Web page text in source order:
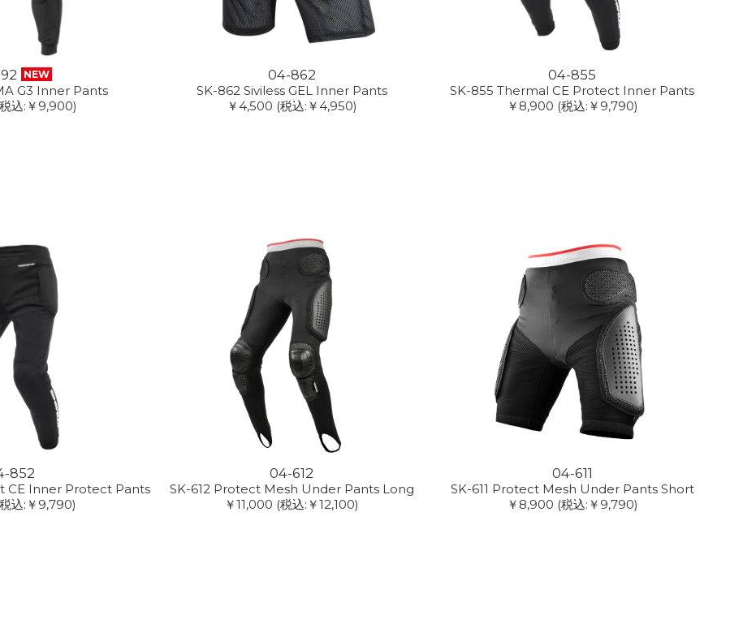
NEW
G3 Inner Pants
込:￥9,900)
04-862
SK-862 Siviless GEL Inner Pants
￥4,500 (税込:￥4,950)
04-855
SK-855 Thermal CE Protect Inner Pants
￥8,900 (税込:￥9,790)
852
CE Inner Protect Pants
込:￥9,790)
04-612
SK-612 Protect Mesh Under Pants Long
￥11,000 (税込:￥12,100)
04-611
SK-611 Protect Mesh Under Pants Short
￥8,900 (税込:￥9,790)